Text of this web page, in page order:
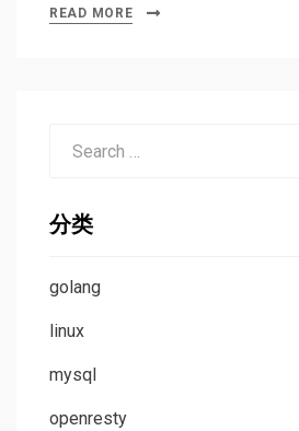
READ MORE
分类
golang
linux
mysql
openresty